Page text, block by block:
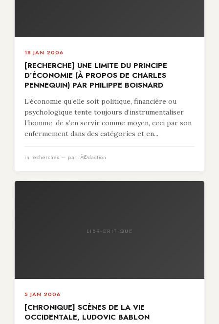
18 JAN 2006
[RECHERCHE] UNE LIMITE DU PRINCIPE
D’ÉCONOMIE (À PROPOS DE CHARLES
PENNEQUIN) PAR PHILIPPE BOISNARD
L’économie qu’elle soit politique, financière ou
psychologique tente toujours d’instrumentaliser
l’homme, de s’en servir comme moyen, ceci par son
enfermement dans des catégories et en...
in recherches — par rÃ©daction
LIBR-CRITIQUE
5 JAN 2006
[CHRONIQUE] SCÈNES DE LA VIE
OCCIDENTALE, LUDOVIC BABLON